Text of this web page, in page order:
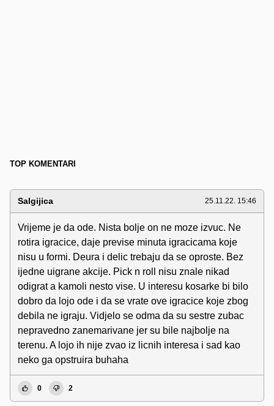
TOP KOMENTARI
Salgijica 25.11.22. 15:46
Vrijeme je da ode. Nista bolje on ne moze izvuc. Ne
rotira igracice, daje previse minuta igracicama koje
nisu u formi. Deura i delic trebaju da se oproste. Bez
ijedne uigrane akcije. Pick n roll nisu znale nikad
odigrat a kamoli nesto vise. U interesu kosarke bi bilo
dobro da lojo ode i da se vrate ove igracice koje zbog
debila ne igraju. Vidjelo se odma da su sestre zubac
nepravedno zanemarivane jer su bile najbolje na
terenu. A lojo ih nije zvao iz licnih interesa i sad kao
neko ga opstruira buhaha
0 2